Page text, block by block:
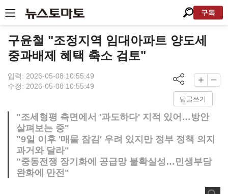
구독
구윤철 "조정지역 임대아파트 양도세
중과배제 혜택 축소 검토"
입력: 2026-05-08 10:55:49
수정: 2026-05-08 10:55:49
답글쓰기
"조세형평 측면에서 '과도하다' 지적 있어…방안
살펴보는 중"
"9일 이후 '매물 잠김' 우려 있지만 정부 정책 의지
과거와 달라"
"중동전쟁 장기화에 공급망 불확실성…민생부담
완화에 만전"